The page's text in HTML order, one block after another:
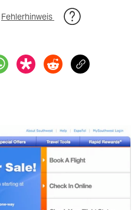
Fehlerhinweis